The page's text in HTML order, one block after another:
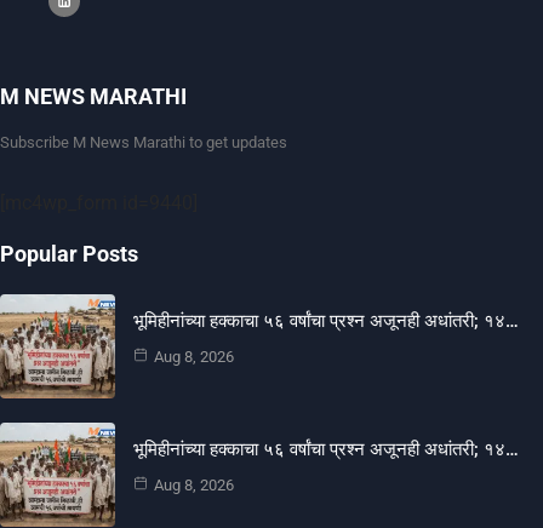
M NEWS MARATHI
Subscribe M News Marathi to get updates
Popular Posts
भूमिहीनांच्या हक्काचा ५६ वर्षांचा प्रश्न अजूनही अधांतरी; १४…
Aug 8, 2026
भूमिहीनांच्या हक्काचा ५६ वर्षांचा प्रश्न अजूनही अधांतरी; १४…
Aug 8, 2026